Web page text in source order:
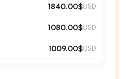
1840.00$USD
1080.00$USD
1009.00$USD